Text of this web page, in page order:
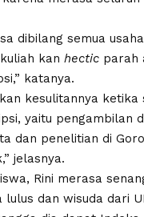
dibilang semua
kan hectic parah
katanya.
kesulitannya ketika
yaitu pengambilan
dan penelitian di
jelasnya.
Rini merasa
lulus dan wisuda dari